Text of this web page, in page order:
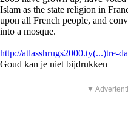
Islam as the state religion in
upon all French people, and
into a mosque.
http://atlasshrugs2000.ty(...)tre-
Goud kan je niet bijdrukken
▼